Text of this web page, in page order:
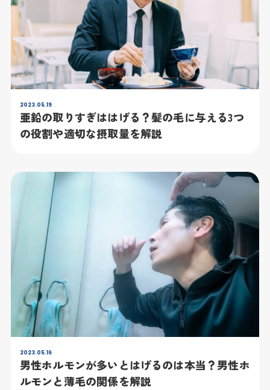
2023.05.19
亜鉛の取りすぎははげる？髪の毛に与える3つ
の役割や適切な摂取量を解説
2023.05.16
男性ホルモンが多いとはげるのは本当？男性ホ
ルモンと薄毛の関係を解説